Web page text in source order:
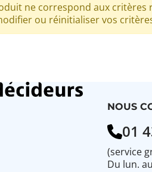
ne correspond aux critères
ou réinitialiser vos
NOUS
01
(service
Du lun.